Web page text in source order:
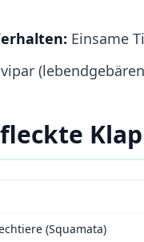
Einsame
(Squamata)